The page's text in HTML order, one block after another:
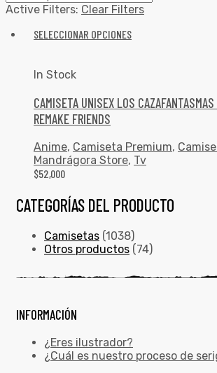
Active Filters: Clear Filters
SELECCIONAR OPCIONES
In Stock
CAMISETA UNISEX LOS
REMAKE FRIENDS
Anime, Camiseta Premium,
Mandrágora Store, Tv
$52,000
CATEGORÍAS DEL PRODUCTO
Camisetas (1038)
Otros productos (74)
INFORMACIÓN
¿Eres ilustrador?
¿Cuál es nuestro proceso de